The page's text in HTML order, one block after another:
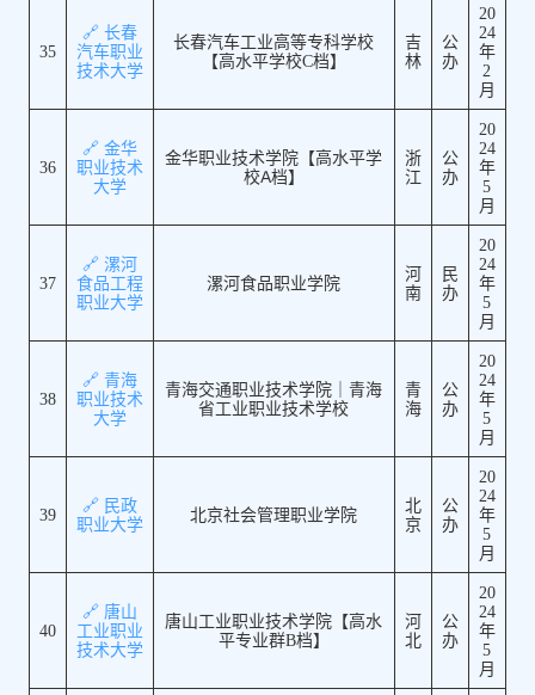
35
🔗 长春
汽车职业
技术大学
长春汽车工业高等专科学校
【高水平学校C档】
吉
林
公
办
20
24
年
2
月
36
🔗 金华
职业技术
大学
金华职业技术学院【高水平学
校A档】
浙
江
公
办
20
24
年
5
月
37
🔗 漯河
食品工程
职业大学
漯河食品职业学院
河
南
民
办
20
24
年
5
月
38
🔗 青海
职业技术
大学
青海交通职业技术学院｜青海
省工业职业技术学校
青
海
公
办
20
24
年
5
月
39
🔗 民政
职业大学
北京社会管理职业学院
北
京
公
办
20
24
年
5
月
40
🔗 唐山
工业职业
技术大学
唐山工业职业技术学院【高水
平专业群B档】
河
北
公
办
20
24
年
5
月